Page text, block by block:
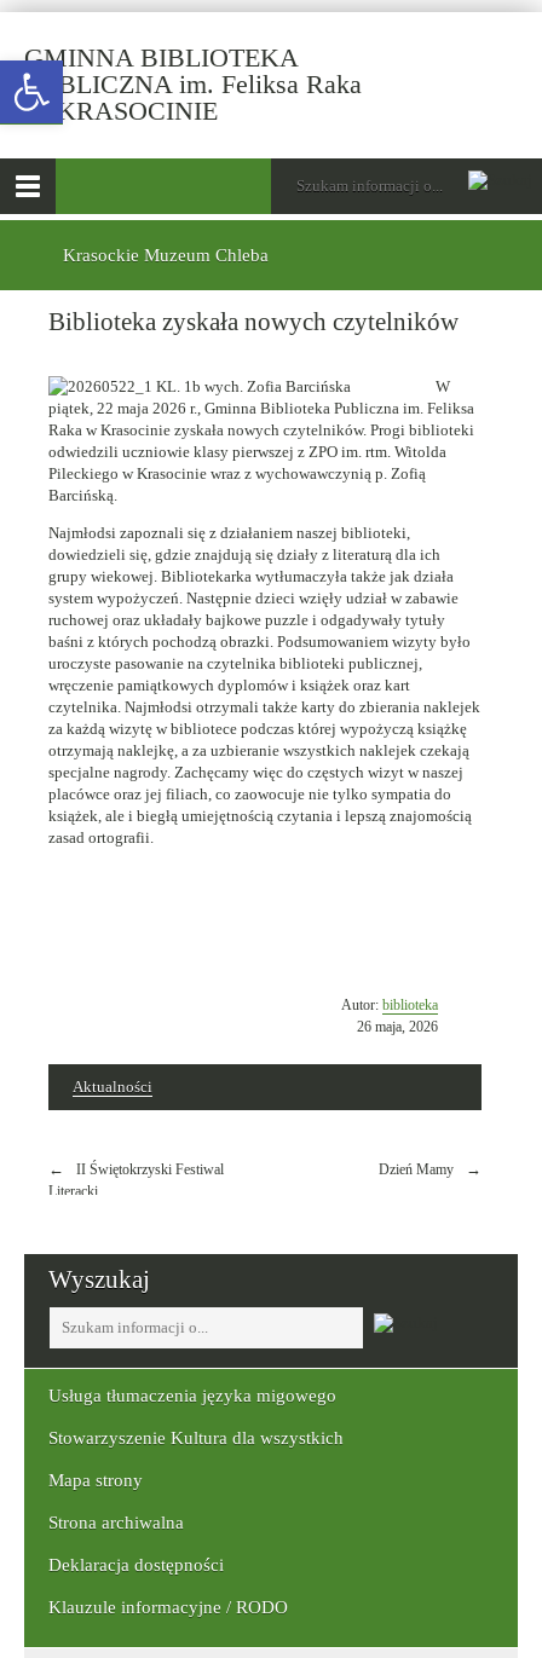
Open toolbar
GMINNA BIBLIOTEKA
PUBLICZNA im. Feliksa Raka
W KRASOCINIE-
zyskała
nowych
czytelników
górne
Otwórz
menu
wpisz
szukaną
Krasockie Muzeum Chleba
Biblioteka zyskała nowych czytelników
W
piątek, 22 maja 2026 r., Gminna Biblioteka Publiczna im. Feliksa
Raka w Krasocinie zyskała nowych czytelników. Progi biblioteki
odwiedzili uczniowie klasy pierwszej z ZPO im. rtm. Witolda
Pileckiego w Krasocinie wraz z wychowawczynią p. Zofią
Barcińską.
Najmłodsi zapoznali się z działaniem naszej biblioteki,
dowiedzieli się, gdzie znajdują się działy z literaturą dla ich
grupy wiekowej. Bibliotekarka wytłumaczyła także jak działa
system wypożyczeń. Następnie dzieci wzięły udział w zabawie
ruchowej oraz układały bajkowe puzzle i odgadywały tytuły
baśni z których pochodzą obrazki. Podsumowaniem wizyty było
uroczyste pasowanie na czytelnika biblioteki publicznej,
wręczenie pamiątkowych dyplomów i książek oraz kart
czytelnika. Najmłodsi otrzymali także karty do zbierania naklejek
za każdą wizytę w bibliotece podczas której wypożyczą książkę
otrzymają naklejkę, a za uzbieranie wszystkich naklejek czekają
specjalne nagrody. Zachęcamy więc do częstych wizyt w naszej
placówce oraz jej filiach, co zaowocuje nie tylko sympatia do
książek, ale i biegłą umiejętnością czytania i lepszą znajomością
zasad ortografii.
Autor:bibliotekaOpublikowano
w
26 maja, 2026
Aktualności
Nawigacja
wpisu
II Świętokrzyski Festiwal
Literacki
Dzień Mamy
Wyszukaj
wpisz
Usługa tłumaczenia języka migowego
Stowarzyszenie Kultura dla wszystkich
Mapa strony
Strona archiwalna
Deklaracja dostępności
Klauzule informacyjne / RODO